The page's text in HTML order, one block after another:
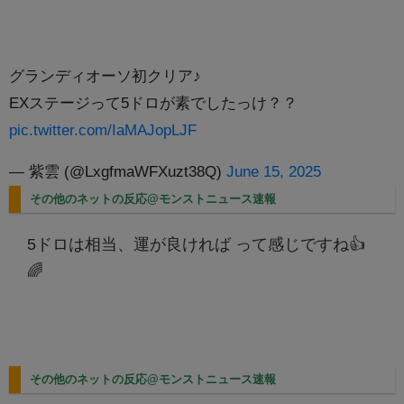
グランディオーソ初クリア♪
EXステージって5ドロが素でしたっけ？？
pic.twitter.com/IaMAJopLJF
— 紫雲 (@LxgfmaWFXuzt38Q) June 15, 2025
その他のネットの反応@モンストニュース速報
5ドロは相当、運が良ければ って感じですね👍
🌈
その他のネットの反応@モンストニュース速報